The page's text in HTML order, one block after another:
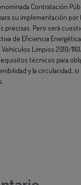
Contratación
su implementación por
precisas. Pero será
de Eficiencia
Limpios 2019/
técnicos para
y la circularidad,